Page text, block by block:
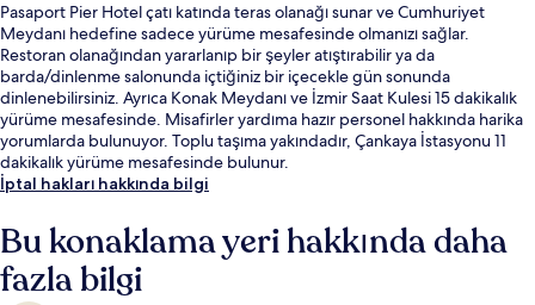
Pasaport Pier Hotel çatı katında teras olanağı sunar ve Cumhuriyet
Meydanı hedefine sadece yürüme mesafesinde olmanızı sağlar.
Restoran olanağından yararlanıp bir şeyler atıştırabilir ya da
barda/dinlenme salonunda içtiğiniz bir içecekle gün sonunda
dinlenebilirsiniz. Ayrıca Konak Meydanı ve İzmir Saat Kulesi 15 dakikalık
yürüme mesafesinde. Misafirler yardıma hazır personel hakkında harika
yorumlarda bulunuyor. Toplu taşıma yakındadır, Çankaya İstasyonu 11
dakikalık yürüme mesafesinde bulunur.
İptal hakları hakkında bilgi
Bu konaklama yeri hakkında daha
fazla bilgi